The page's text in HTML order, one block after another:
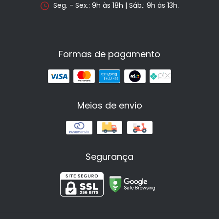
Seg. - Sex.: 9h às 18h | Sáb.: 9h às 13h.
Formas de pagamento
Meios de envio
Segurança